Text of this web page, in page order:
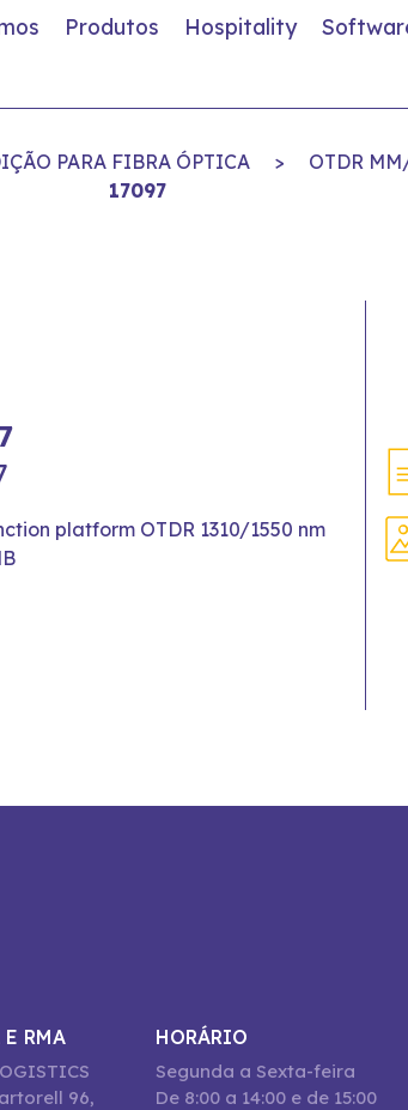
Produtos Hospitality
PARA FIBRA ÓPTICA > OTDR
17097
platform OTDR 1310/1550 nm
RMA
96,
HORÁRIO
Segunda a Sexta-feira
De 8:00 a 14:00 e de 15:00